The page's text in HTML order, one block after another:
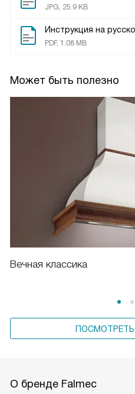
JPG, 25.9 KB
Инструкция на
PDF, 1.08 MB
Может быть полезно
Вечная классика
ПОСМОТРЕТЬ
О бренде Falmec